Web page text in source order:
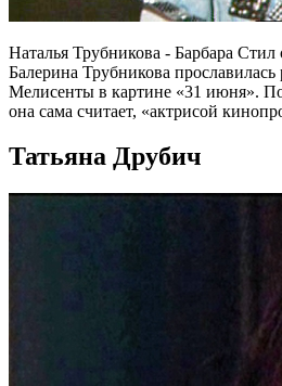
Наталья Трубникова - Барбара Стил
Балерина Трубникова
Мелисенты в картине «31 июня».
она сама считает, «актрисой
Татьяна Друбич